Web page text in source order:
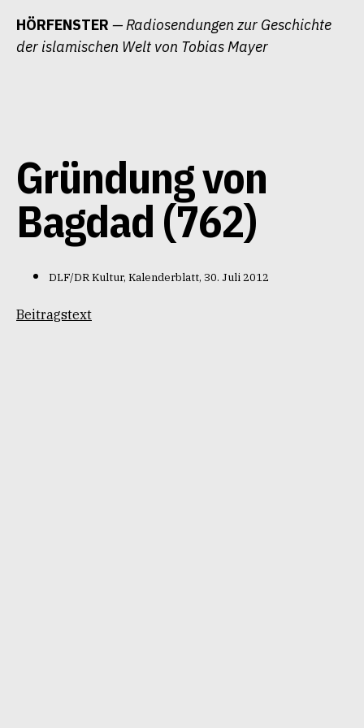
Inhalt
springen
HÖRFENSTER — Radiosendungen zur Geschichte
der islamischen Welt von Tobias Mayer
Gründung von
Bagdad (762)
DLF/DR Kultur, Kalenderblatt, 30. Juli 2012
Beitragstext